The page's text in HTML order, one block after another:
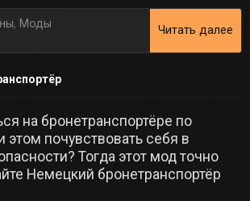
, Моды
Читать далее
на бронетранспортёре по
почувствовать себя в
Тогда этот мод точно
Немецкий бронетранспортёр